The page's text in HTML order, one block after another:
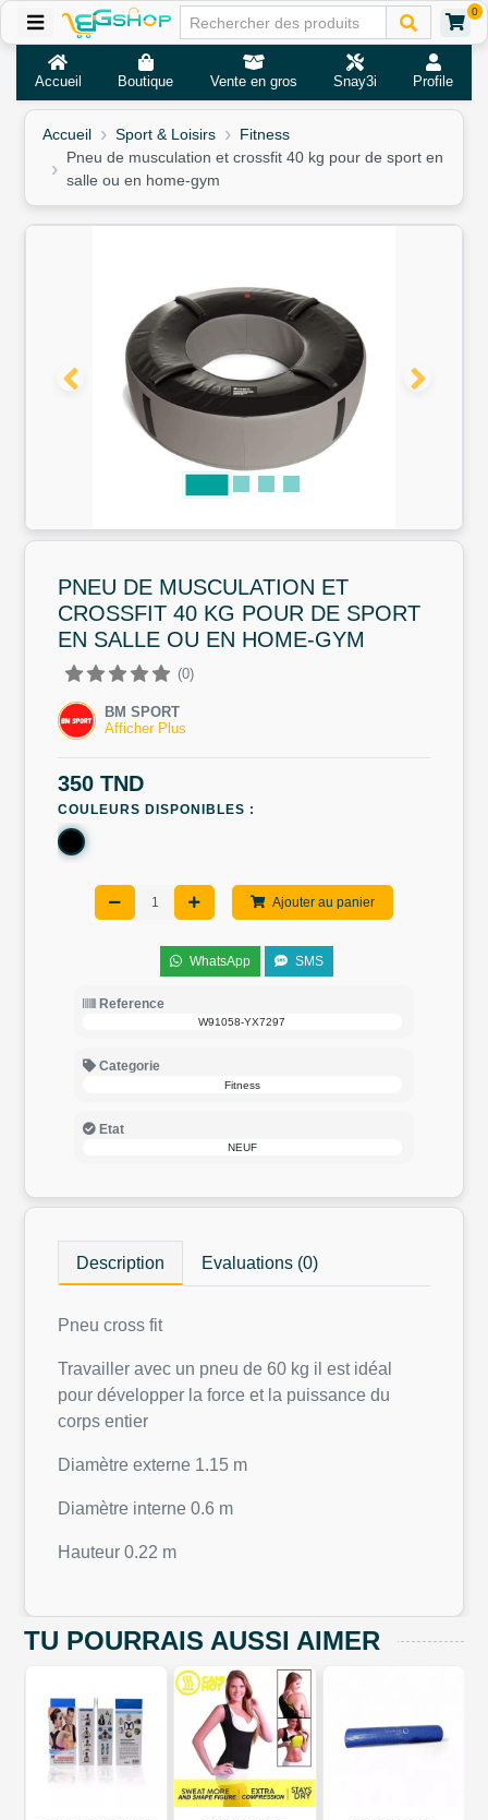
0
Accueil Boutique Vente en gros Snay3i Profile
Accueil Sport & Loisirs
Fitness
Pneu de musculation et crossfit 40 kg pour de sport en
salle ou en home-gym
PNEU DE MUSCULATION ET
CROSSFIT 40 KG POUR DE SPORT
EN SALLE OU EN HOME-GYM
(0)
BM SPORT
Afficher Plus
350 TND
COULEURS DISPONIBLES :
Ajouter au panier
WhatsApp SMS
Reference
W91058-YX7297
Categorie
Fitness
Etat
NEUF
Description Evaluations (0)
Pneu cross fit
Travailler avec un pneu de 60 kg il est idéal
pour développer la force et la puissance du
corps entier
Diamètre externe 1.15 m
Diamètre interne 0.6 m
Hauteur 0.22 m
TU POURRAIS AUSSI AIMER